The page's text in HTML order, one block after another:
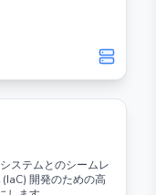
ステムとのシームレ
開発のための高